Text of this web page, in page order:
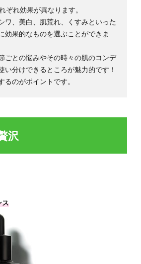
ぞれ効果が異なります。
ワ、美白、肌荒れ、くすみといった
効果的なものを選ぶことができま
ごとの悩みやその時々の肌のコンデ
い分けできるところが魅力的です！
るのがポイントです。
沢
ス